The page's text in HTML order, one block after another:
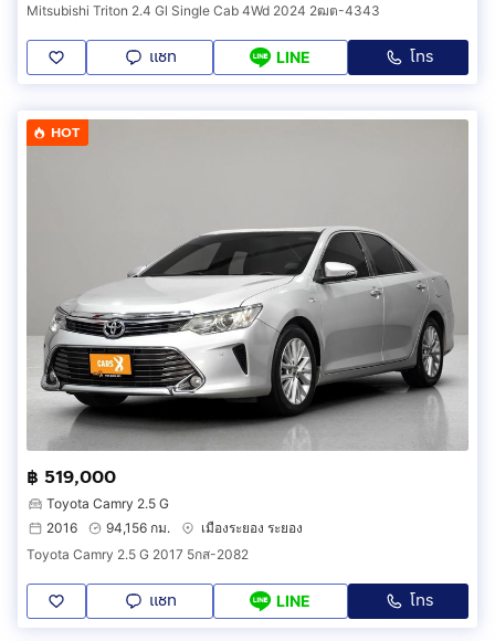
Mitsubishi Triton 2.4 Gl Single Cab 4Wd 2024 2ฒต-4343
แชท LINE โทร
HOT
฿ 519,000
Toyota Camry 2.5 G
2016
94,156 กม.
เมืองระยอง ระยอง
Toyota Camry 2.5 G 2017 5กส-2082
แชท LINE โทร